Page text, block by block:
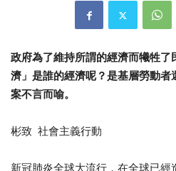
政府為了維持所謂的經濟而犧牲了
濟」是誰的經濟呢？是基層勞動
案不言而喻。
彬致 社會主義行動
新冠肺炎全球大流行，在全球已經